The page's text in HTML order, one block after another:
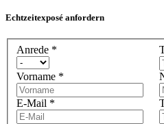
Echtzeitexposé anfordern
Anrede *
Vorname *
E-Mail *